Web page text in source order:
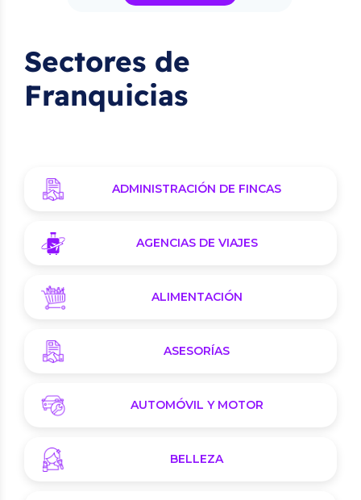
Sectores de
Franquicias
ADMINISTRACIÓN DE FINCAS
AGENCIAS DE VIAJES
ALIMENTACIÓN
ASESORÍAS
AUTOMÓVIL Y MOTOR
BELLEZA